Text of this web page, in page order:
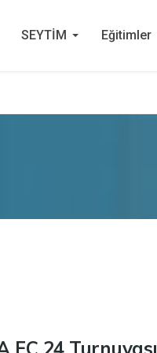
SEYTİM Eğitimler
FC 24 Turnuvası